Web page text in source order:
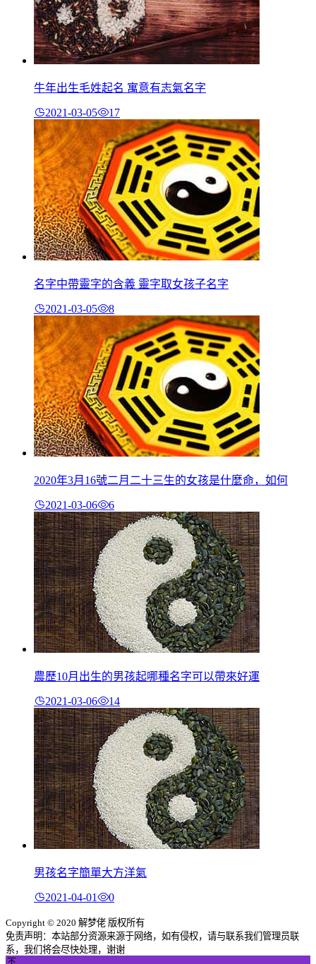
牛年出生毛姓起名 寓意有志氣名字
2021-03-05 17
名字中帶靈字的含義 靈字取女孩子名字
2021-03-05 8
2020年3月16號二月二十三生的女孩是什麼命，如何
2021-03-06 6
農歷10月出生的男孩起哪種名字可以帶來好運
2021-03-06 14
男孩名字簡單大方洋氣
2021-04-01 0
Copyright © 2020 解梦佬 版权所有
免责声明：本站部分资源来源于网络，如有侵权，请与联系我们管理员联
系，我们将会尽快处理，谢谢